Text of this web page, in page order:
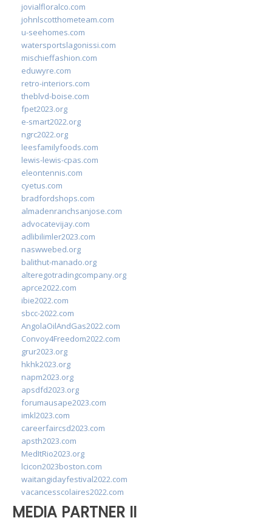
jovialfloralco.com
johnlscotthometeam.com
u-seehomes.com
watersportslagonissi.com
mischieffashion.com
eduwyre.com
retro-interiors.com
theblvd-boise.com
fpet2023.org
e-smart2022.org
ngrc2022.org
leesfamilyfoods.com
lewis-lewis-cpas.com
eleontennis.com
cyetus.com
bradfordshops.com
almadenranchsanjose.com
advocatevijay.com
adlibilimler2023.com
naswwebed.org
balithut-manado.org
alteregotradingcompany.org
aprce2022.com
ibie2022.com
sbcc-2022.com
AngolaOilAndGas2022.com
Convoy4Freedom2022.com
grur2023.org
hkhk2023.org
napm2023.org
apsdfd2023.org
forumausape2023.com
imkl2023.com
careerfaircsd2023.com
apsth2023.com
MedItRio2023.org
lcicon2023boston.com
waitangidayfestival2022.com
vacancesscolaires2022.com
MEDIA PARTNER II